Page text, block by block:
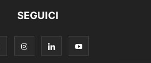
SEGUICI